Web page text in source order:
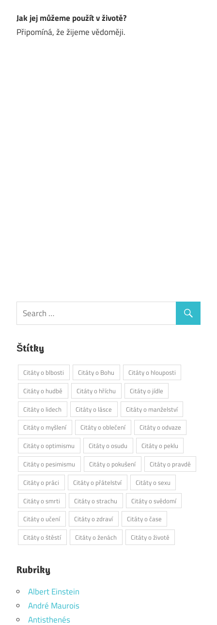
Jak jej můžeme použít v životě?
Připomíná, že žijeme vědoměji.
Štítky
Citáty o blbosti Citáty o Bohu
Citáty o hlouposti
Citáty o hudbě
Citáty o hříchu
Citáty o jídle
Citáty o lidech
Citáty o lásce
Citáty o manželství
Citáty o myšlení
Citáty o oblečení
Citáty o odvaze
Citáty o optimismu
Citáty o osudu
Citáty o peklu
Citáty o pesimismu
Citáty o pokušení
Citáty o pravdě
Citáty o práci
Citáty o přátelství
Citáty o sexu
Citáty o smrti
Citáty o strachu
Citáty o svědomí
Citáty o učení
Citáty o zdraví
Citáty o čase
Citáty o štěstí
Citáty o ženách Citáty o životě
Rubriky
Albert Einstein
André Maurois
Antisthenés